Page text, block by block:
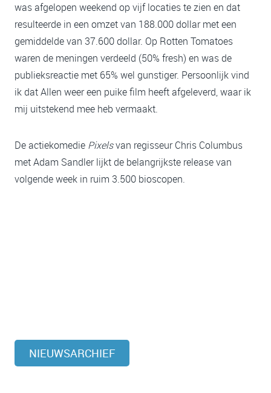
was afgelopen weekend op vijf locaties te zien en dat
resulteerde in een omzet van 188.000 dollar met een
gemiddelde van 37.600 dollar. Op Rotten Tomatoes
waren de meningen verdeeld (50% fresh) en was de
publieksreactie met 65% wel gunstiger. Persoonlijk vind
ik dat Allen weer een puike film heeft afgeleverd, waar ik
mij uitstekend mee heb vermaakt.
De actiekomedie Pixelsvan regisseur Chris Columbus
met Adam Sandler lijkt de belangrijkste release van
volgende week in ruim 3.500 bioscopen.
NIEUWSARCHIEF